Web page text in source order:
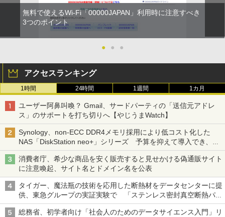
無料で使えるWi-Fi「00000JAPAN」利用時に注意すべき
3つのポイント
● ● ●
アクセスランキング
1時間 24時間 1週間 1カ月
ユーザー阿鼻叫喚？ Gmail、サードパーティの「送信元アドレ
ス」のサポートを打ち切りへ【やじうまWatch】
Synology、non-ECC DDR4メモリ採用により低コスト化した
NAS「DiskStation neo+」シリーズ 予算を抑えて導入でき、
ECCメモリへのアップグレードも可能
消費者庁、希少な商品を安く販売すると見せかける偽通販サイト
に注意喚起、サイト名とドメイン名を公表
タイガー、魔法瓶の技術を応用した断熱材をデータセンターに提
供、東急グループの実証実験で 「ステンレス密封真空断熱パネ
ル TIVIP」
総務省、初学者向け「社会人のためのデータサイエンス入門」リ